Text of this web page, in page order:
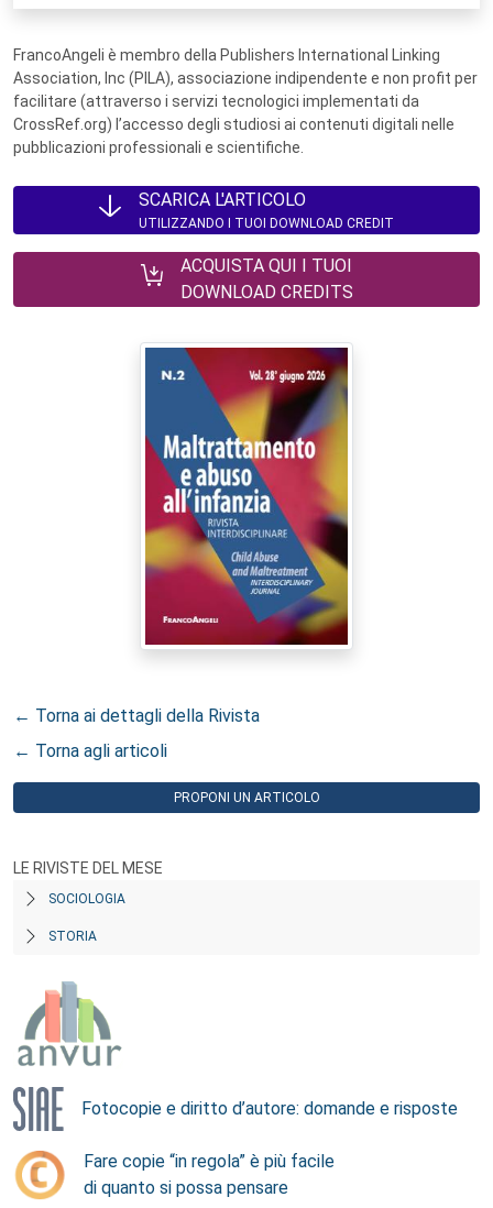
FrancoAngeli è membro della Publishers International Linking
Association, Inc (PILA), associazione indipendente e non profit per
facilitare (attraverso i servizi tecnologici implementati da
CrossRef.org) l’accesso degli studiosi ai contenuti digitali nelle
pubblicazioni professionali e scientifiche.
SCARICA L'ARTICOLO
UTILIZZANDO I TUOI DOWNLOAD CREDIT
ACQUISTA QUI I TUOI
DOWNLOAD CREDITS
← Torna ai dettagli della Rivista
← Torna agli articoli
PROPONI UN ARTICOLO
LE RIVISTE DEL MESE
SOCIOLOGIA
STORIA
Fotocopie e diritto d’autore: domande e risposte
Fare copie “in regola” è più facile
di quanto si possa pensare